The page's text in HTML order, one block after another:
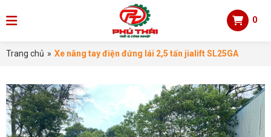
0
Trang chủ » Xe nâng tay điện đứng lái 2,5 tấn jialift SL25GA